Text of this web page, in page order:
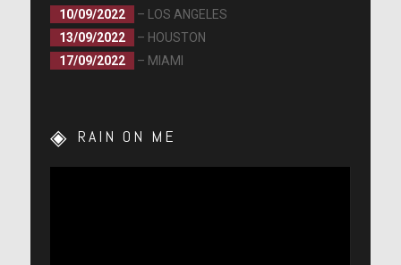
10/09/2022
– LOS ANGELES
13/09/2022
– HOUSTON
17/09/2022
– MIAMI
RAIN ON ME